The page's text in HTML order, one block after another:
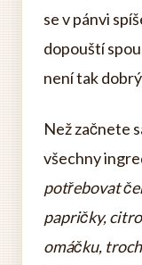
se v pánvi
dopouští
není tak
Než začnete
všechny
potřebovat
papričky,
omáčku,